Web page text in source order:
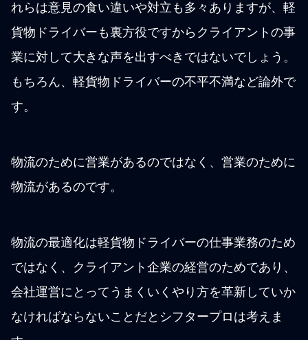
れらは意見の食い違いや対立も多々ありますが、軽
貨物ドライバーも裏方役ですからクライアントの事
業に対して大きな声を出すべきではないでしょう。
もちろん、軽貨物ドライバーの不平不満など論外で
す。
物流のために営業があるのではなく、営業のために
物流があるのです。
物流の最適化は軽貨物ドライバーの仕事業務のため
ではなく、クライアント企業の経営のためであり、
会社運営にとってうまくいくやり方を革新していか
なければならないことだとシフタープロは考えま